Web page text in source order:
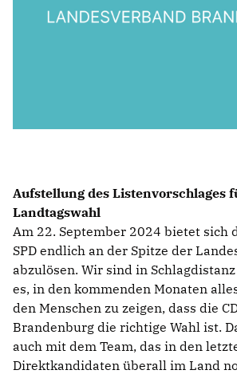
Aufstellung des Listenvorschlages
Landtagswahl
Am 22. September 2024 bietet sich
SPD endlich an der Spitze der
abzulösen. Wir sind in
es, in den kommenden Monaten
den Menschen zu zeigen, dass die
Brandenburg die richtige Wahl ist.
auch mit dem Team, das in den
Direktkandidaten überall im Land